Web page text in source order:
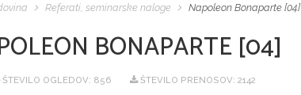
Referati, seminarske naloge Napoleon Bonaparte [04]
BONAPARTE [04]
ŠTEVILO OGLEDOV: 856 ŠTEVILO PRENOSOV: 2142